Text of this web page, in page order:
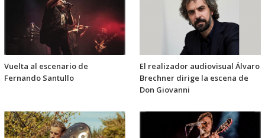
Vuelta al escenario de
Fernando Santullo
El realizador audiovisual Álvaro
Brechner dirige la escena de
Don Giovanni